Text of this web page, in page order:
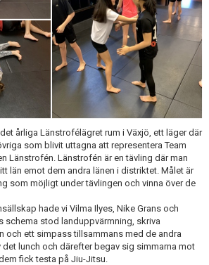
årliga Länstrofélägret rum i Växjö, ett läger där
som blivit uttagna att representera Team
Länstrofén. Länstrofén är en tävling där man
län emot dem andra länen i distriktet. Målet är
som möjligt under tävlingen och vinna över de
hade vi Vilma Ilyes, Nike Grans och
schema stod landuppvärmning, skriva
och ett simpass tillsammans med de andra
det lunch och därefter begav sig simmarna mot
fick testa på Jiu-Jitsu.